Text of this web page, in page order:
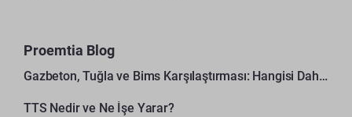
Proemtia Blog
Gazbeton, Tuğla ve Bims Karşılaştırması: Hangisi Daha Avantajlı?
TTS Nedir ve Ne İşe Yarar?